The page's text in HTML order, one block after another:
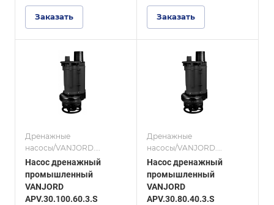
Заказать Заказать
Дренажные
насосы/VANJORD.
Дренажные насосы из
нержавеющей стали со
взмучивающим
механизмом, серия
Насос дренажный
промышленный
VANJORD
APV.30.100.60.3.S
Дренажные
насосы/VANJORD.
Дренажные насосы из
нержавеющей стали со
взмучивающим
механизмом, серия
Насос дренажный
промышленный
VANJORD
APV.30.80.40.3.S